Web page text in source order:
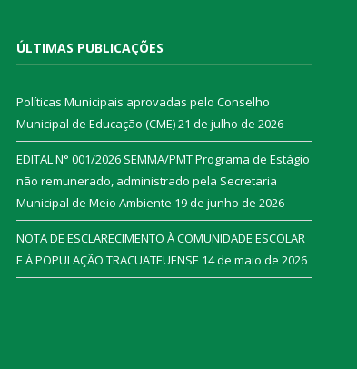
ÚLTIMAS PUBLICAÇÕES
Políticas Municipais aprovadas pelo Conselho
Municipal de Educação (CME)21 de julho de 2026
EDITAL N° 001/2026 SEMMA/PMT Programa de Estágio
não remunerado, administrado pela Secretaria
Municipal de Meio Ambiente 19 de junho de 2026
NOTA DE ESCLARECIMENTO À COMUNIDADE ESCOLAR
E À POPULAÇÃO TRACUATEUENSE 14 de maio de 2026